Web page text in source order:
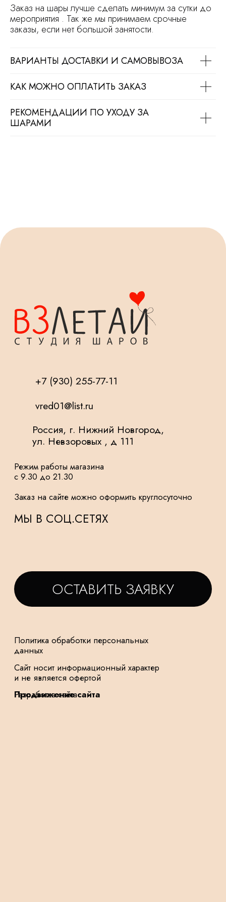
Заказ на шары лучше сделать минимум за сутки до
мероприятия . Так же мы принимаем срочные
заказы, если нет большой занятости.
ВАРИАНТЫ ДОСТАВКИ И САМОВЫВОЗА
КАК МОЖНО ОПЛАТИТЬ ЗАКАЗ
РЕКОМЕНДАЦИИ ПО УХОДУ ЗА
ШАРАМИ